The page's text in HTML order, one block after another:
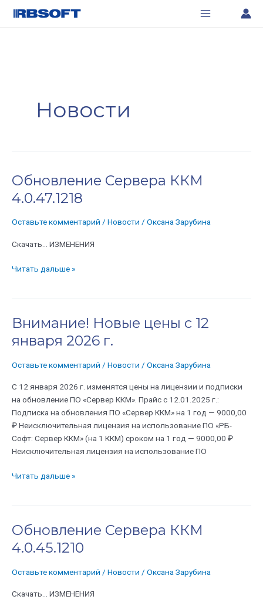
Main
Новости
Обновление Сервера ККМ
4.0.47.1218
Оставьте комментарий / Новости / Оксана Зарубина
Скачать… ИЗМЕНЕНИЯ
Обновление
ККМ
Читать дальше »
Внимание! Новые цены с 12
января 2026 г.
Оставьте комментарий / Новости / Оксана Зарубина
С 12 января 2026 г. изменятся цены на лицензии и подписки
на обновление ПО «Сервер ККМ». Прайс с 12.01.2025 г.:
Подписка на обновления ПО «Сервер ККМ» на 1 год — 9000,00
₽ Неисключительная лицензия на использование ПО «РБ-
Софт: Сервер ККМ» (на 1 ККМ) сроком на 1 год — 9000,00 ₽
Неисключительная лицензия на использование ПО
Внимание!
цены
января
2026
г.
Читать дальше »
Обновление Сервера ККМ
4.0.45.1210
Оставьте комментарий / Новости / Оксана Зарубина
Скачать… ИЗМЕНЕНИЯ
Обновление
ККМ
навигация